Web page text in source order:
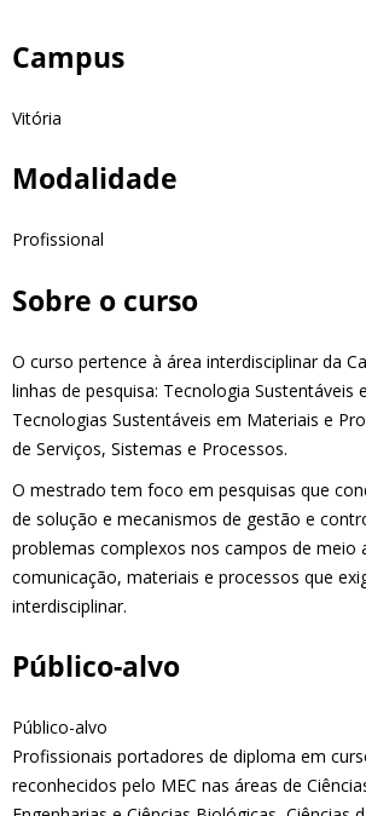
Campus
Vitória
Modalidade
Profissional
Sobre o curso
O curso pertence à área interdisciplinar da
linhas de pesquisa: Tecnologia Sustentáveis
Tecnologias Sustentáveis em Materiais e
de Serviços, Sistemas e Processos.
O mestrado tem foco em pesquisas que
de solução e mecanismos de gestão e
problemas complexos nos campos de meio
comunicação, materiais e processos que
interdisciplinar.
Público-alvo
Público-alvo
Profissionais portadores de diploma em
reconhecidos pelo MEC nas áreas de